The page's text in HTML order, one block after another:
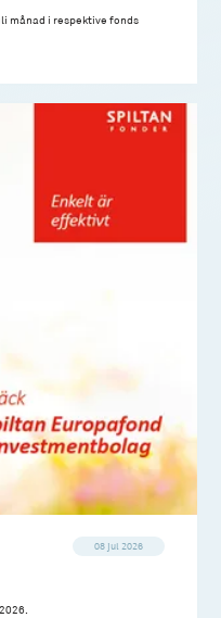
månad i respektive fonds
08 jul 2026